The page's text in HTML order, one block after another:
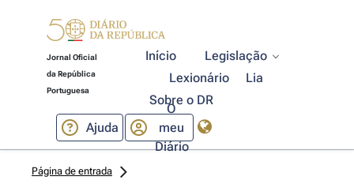
Jornal Oficial
da República
Portuguesa
Início
Legislação
Lexionário
Lia
Sobre o DR
Ajuda
O
meu
Diário
Página de entrada